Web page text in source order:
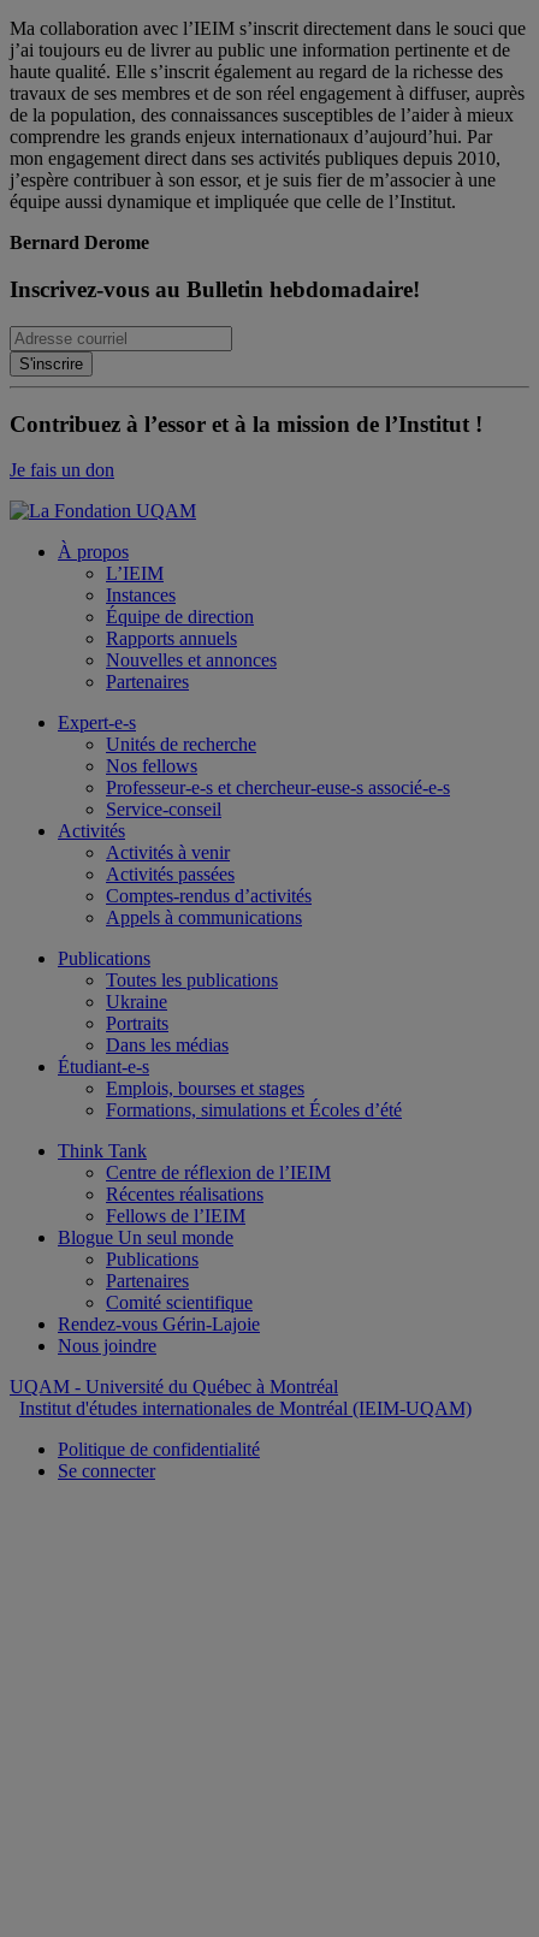
Ma collaboration avec l’IEIM s’inscrit directement dans le souci que
j’ai toujours eu de livrer au public une information pertinente et de
haute qualité. Elle s’inscrit également au regard de la richesse des
travaux de ses membres et de son réel engagement à diffuser, auprès
de la population, des connaissances susceptibles de l’aider à mieux
comprendre les grands enjeux internationaux d’aujourd’hui. Par
mon engagement direct dans ses activités publiques depuis 2010,
j’espère contribuer à son essor, et je suis fier de m’associer à une
équipe aussi dynamique et impliquée que celle de l’Institut.
Bernard Derome
Inscrivez-vous au Bulletin hebdomadaire!
Contribuez à l’essor et à la mission de l’Institut !
Je fais un don
À propos
L’IEIM
Instances
Équipe de direction
Rapports annuels
Nouvelles et annonces
Partenaires
Expert-e-s
Unités de recherche
Nos fellows
Professeur-e-s et chercheur-euse-s associé-e-s
Service-conseil
Activités
Activités à venir
Activités passées
Comptes-rendus d’activités
Appels à communications
Publications
Toutes les publications
Ukraine
Portraits
Dans les médias
Étudiant-e-s
Emplois, bourses et stages
Formations, simulations et Écoles d’été
Think Tank
Centre de réflexion de l’IEIM
Récentes réalisations
Fellows de l’IEIM
Blogue Un seul monde
Publications
Partenaires
Comité scientifique
Rendez-vous Gérin-Lajoie
Nous joindre
UQAM - Université du Québec à Montréal
Institut d'études internationales de Montréal (IEIM-UQAM)
Politique de confidentialité
Se connecter